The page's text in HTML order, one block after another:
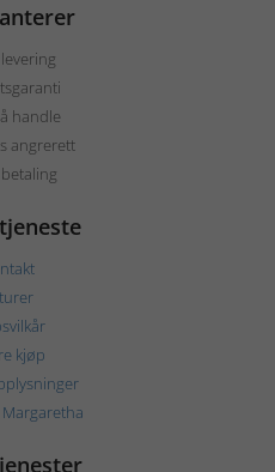
handle
angrerett
kjøp